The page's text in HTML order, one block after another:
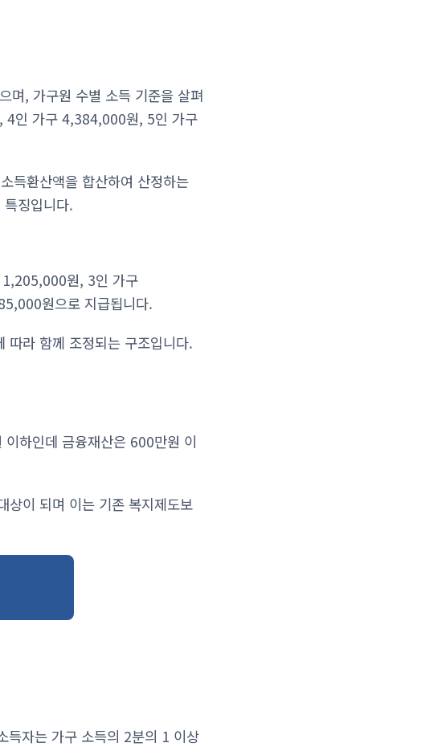
며, 가구원 수별 소득 기준을 살펴
인 가구 4,384,000원, 5인 가구
득환산액을 합산하여 산정하는
징입니다.
원, 3인 가구
원으로 지급됩니다.
따라 함께 조정되는 구조입니다.
하인데 금융재산은 600만원 이
상이 되며 이는 기존 복지제도보
득자는 가구 소득의 2분의 1 이상